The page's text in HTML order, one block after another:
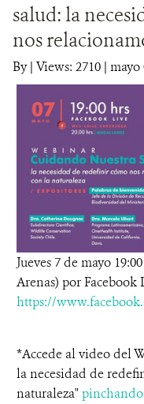
salud: la
nos
By| Views: 2710 | mayo
Jueves 7 de mayo
Arenas) por Facebook
https://
*Accede al video del
la necesidad de
naturaleza"